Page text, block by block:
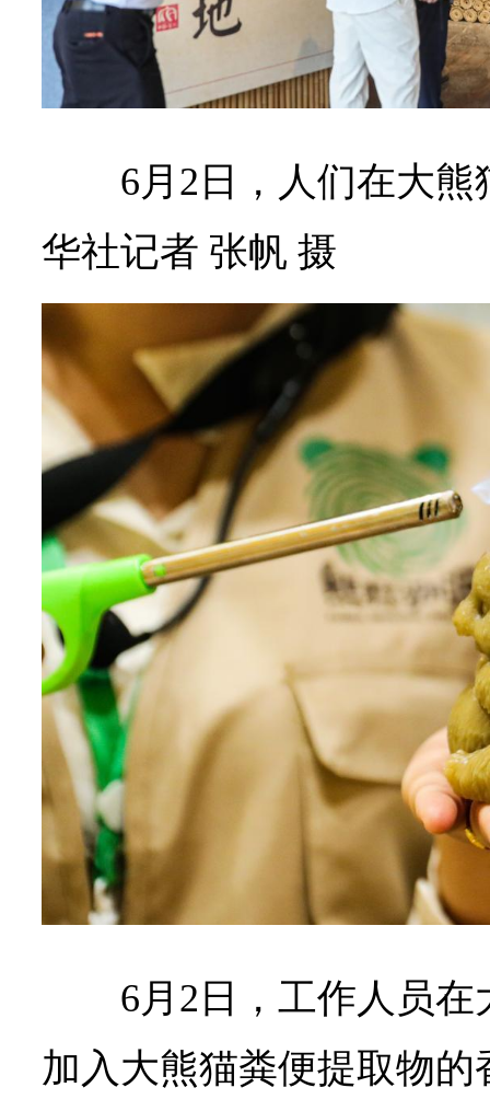
6月2日，人们在大
华社记者 张帆 摄
6月2日，工作人员
加入大熊猫粪便提取物的